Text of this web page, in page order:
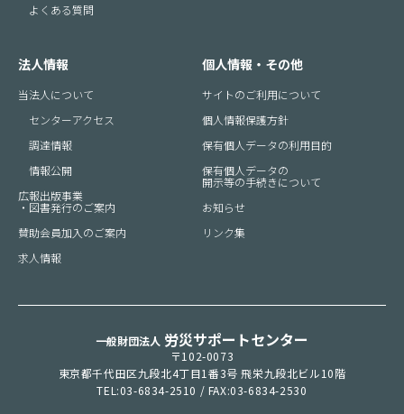
よくある質問
法人情報
当法人について
センターアクセス
調達情報
情報公開
広報出版事業
・図書発行のご案内
賛助会員加入のご案内
求人情報
個人情報・その他
サイトのご利用について
個人情報保護方針
保有個人データの利用目的
保有個人データの
開示等の手続きについて
お知らせ
リンク集
一般財団法人 労災サポートセンター
〒102-0073
東京都千代田区九段北4丁目1番3号 飛栄九段北ビル10階
TEL:03-6834-2510 / FAX:03-6834-2530